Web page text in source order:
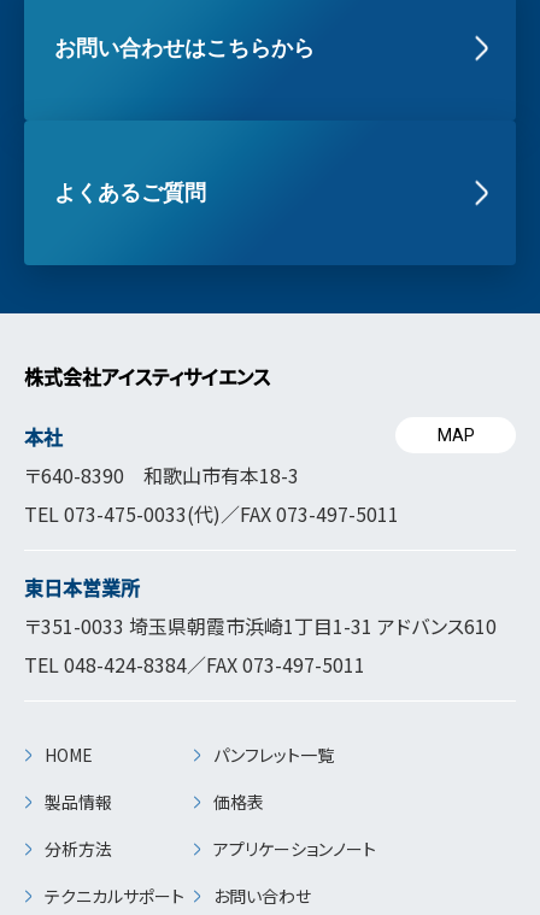
お問い合わせはこちらから
よくあるご質問
株式会社アイスティサイエンス
本社
〒640-8390 和歌山市有本18-3
TEL073-475-0033(代)／FAX 073-497-5011
MAP
東日本営業所
〒351-0033 埼玉県朝霞市浜崎1丁目1-31 アドバンス610
TEL048-424-8384／FAX 073-497-5011
HOME
製品情報
分析方法
テクニカルサポート
パンフレット一覧
価格表
アプリケーションノート
お問い合わせ